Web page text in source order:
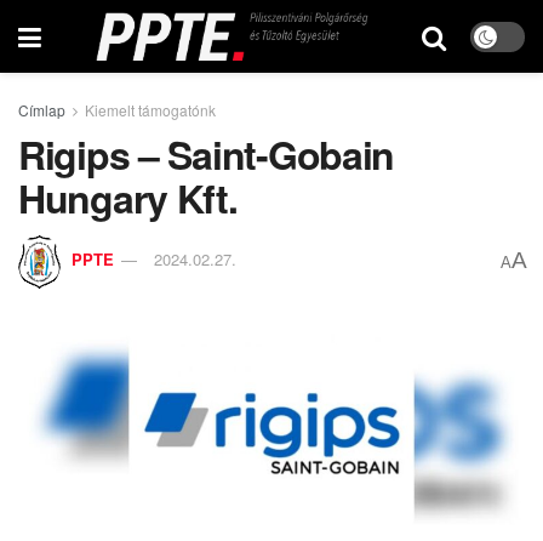
Címlap Kiemelt támogatónk
Rigips – Saint-Gobain
Hungary Kft.
PPTE 2024.02.27. AA